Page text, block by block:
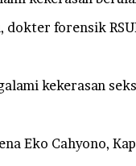
dokter forensik
kekerasan
Eko Cahyono,